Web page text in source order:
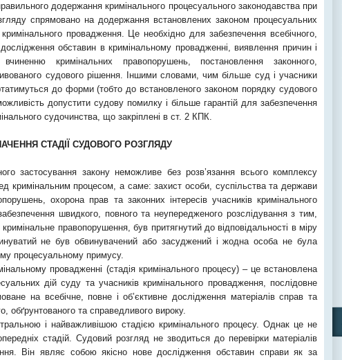
додержання кримінального процесуального законодавства при
спрямовано на додержання встановлених законом процесуальних
кримінального провадження. Це необхідно для забезпечення всебічного,
дослідження обставин в кримінальному провадженні, виявлення причин і
кримінальних правопорушень, постановлення законного,
судового рішення. Іншими словами, чим більше суд і учасники
до форми (тобто до встановленого законом порядку судового
допустити судову помилку і більше гарантій для забезпечення
судочинства, що закріплені в ст. 2 КПК.
СТАДІЇ СУДОВОГО РОЗГЛЯДУ
застосування закону неможливе без розв’язання всього комплексу
кримінальним процесом, а саме: захист особи, суспільства та держави
охорона прав та законних інтересів учасників кримінального
швидкого, повного та неупередженого розслідування з тим,
правопорушення, був притягнутий до відповідальності в міру
не був обвинувачений або засуджений і жодна особа не була
процесуальному примусу.
провадженні (стадія кримінального процесу) – це встановлена
дій суду та учасників кримінального провадження, послідовне
на всебічне, повне і об’єктивне дослідження матеріалів справ та
обґрунтованого та справедливого вироку.
і найважливішою стадією кримінального процесу. Однак це не
стадій. Судовий розгляд не зводиться до перевірки матеріалів
Він являє собою якісно нове дослідження обставин справи як за